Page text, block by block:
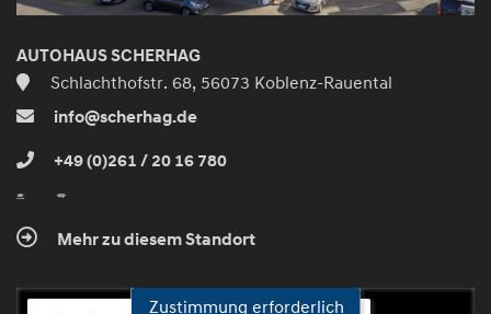
AUTOHAUS SCHERHAG
Schlachthofstr. 68, 56073 Koblenz-Rauental
info@scherhag.de
+49 (0)261 / 20 16 780
Mehr zu diesem Standort
Zustimmung erforderlich